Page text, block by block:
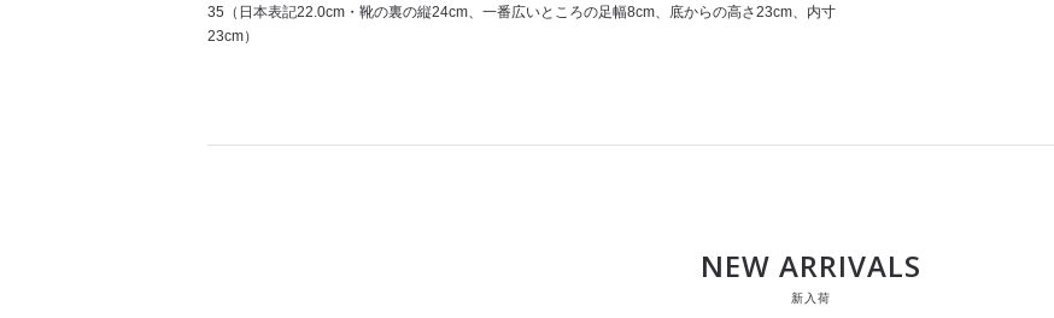
35（日本表記22.0cm・靴の裏の縦24cm、一番広いところの足幅8cm、底からの高さ23cm、内寸
23cm）
NEW ARRIVALS
新入荷